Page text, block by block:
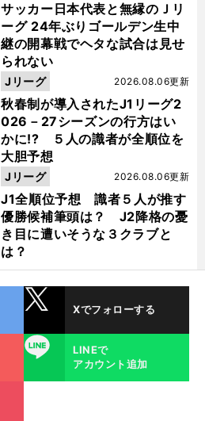
サッカー日本代表と無縁のＪリ
ーグ 24年ぶりゴールデン生中
継の開幕戦でヘタな試合は見せ
られない
秋春制が導入されたJ1リーグ2
026－27シーズンの行方はい
かに!? ５人の識者が全順位を
大胆予想
2026.08.06更新
Jリーグ
J1全順位予想 識者５人が推す
優勝候補筆頭は？ J2降格の憂
き目に遭いそうな３クラブと
は？
2026.08.06更新
Jリーグ
Xでフォローする
LINE
LINEで
アカウント追加